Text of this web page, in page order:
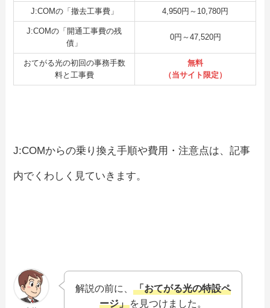
J:COMの「撤去工事費」 4,950円～10,780円
J:COMの「開通工事費の残
債」
0円～47,520円
おてがる光の初回の事務手数
料と工事費
無料
（当サイト限定）
J:COMからの乗り換え手順や費用・注意点は、記事
内でくわしく見ていきます。
解説の前に、
「おてがる光の特設ペ
ージ」 を見つけました。